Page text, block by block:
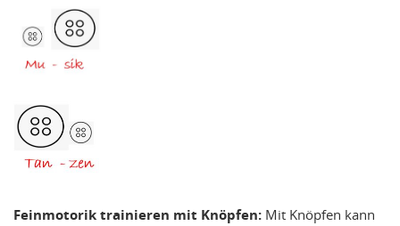
Feinmotorik trainieren mit Knöpfen: Mit Knöpfen kann